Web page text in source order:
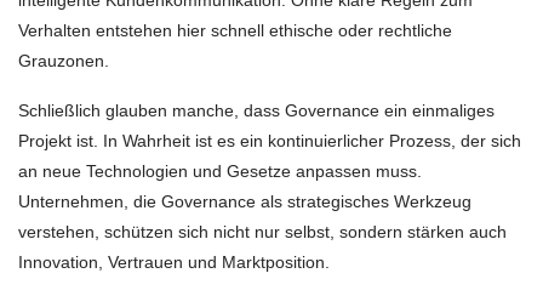
Verhalten entstehen hier schnell ethische oder rechtliche
Grauzonen.
Schließlich glauben manche, dass Governance ein einmaliges
Projekt ist. In Wahrheit ist es ein kontinuierlicher Prozess, der sich
an neue Technologien und Gesetze anpassen muss.
Unternehmen, die Governance als strategisches Werkzeug
verstehen, schützen sich nicht nur selbst, sondern stärken auch
Innovation, Vertrauen und Marktposition.